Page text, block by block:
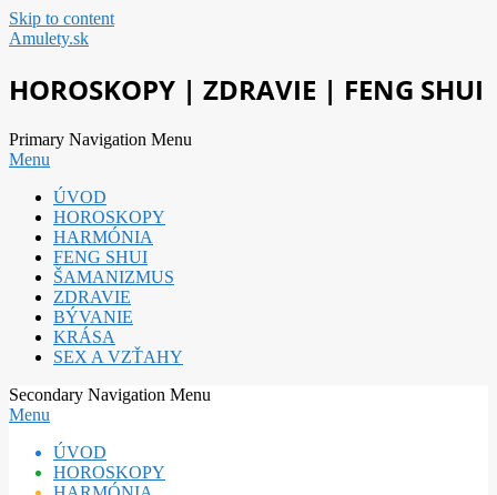
Skip to content
Amulety.sk
HOROSKOPY | ZDRAVIE | FENG SHUI
Primary Navigation Menu
Menu
ÚVOD
HOROSKOPY
HARMÓNIA
FENG SHUI
ŠAMANIZMUS
ZDRAVIE
BÝVANIE
KRÁSA
SEX A VZŤAHY
Secondary Navigation Menu
Menu
ÚVOD
HOROSKOPY